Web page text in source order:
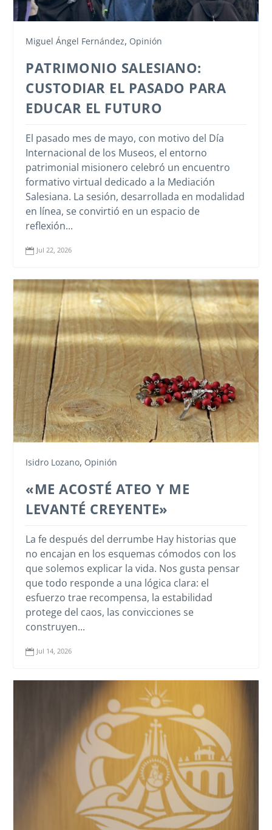
Miguel Ángel Fernández, Opinión
PATRIMONIO SALESIANO:
CUSTODIAR EL PASADO PARA
EDUCAR EL FUTURO
El pasado mes de mayo, con motivo del Día
Internacional de los Museos, el entorno
patrimonial misionero celebró un encuentro
formativo virtual dedicado a la Mediación
Salesiana. La sesión, desarrollada en modalidad
en línea, se convirtió en un espacio de
reﬂexión...
 Jul 22, 2026
Isidro Lozano, Opinión
«ME ACOSTÉ ATEO Y ME
LEVANTÉ CREYENTE»
La fe después del derrumbe Hay historias que
no encajan en los esquemas cómodos con los
que solemos explicar la vida. Nos gusta pensar
que todo responde a una lógica clara: el
esfuerzo trae recompensa, la estabilidad
protege del caos, las convicciones se
construyen...
 Jul 14, 2026